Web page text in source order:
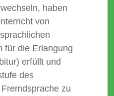
haben
von
für die Erlangung
erfüllt und
des
zu